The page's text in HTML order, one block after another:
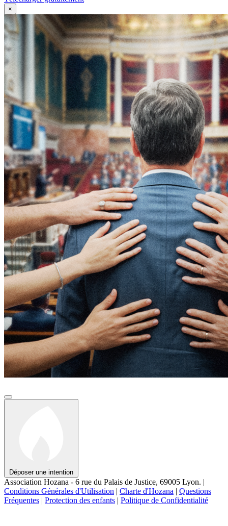
×
Déposer une intention
Association Hozana - 6 rue du Palais de Justice, 69005 Lyon. |
Conditions Générales d'Utilisation | Charte d'Hozana | Questions
Fréquentes | Protection des enfants | Politique de Confidentialité